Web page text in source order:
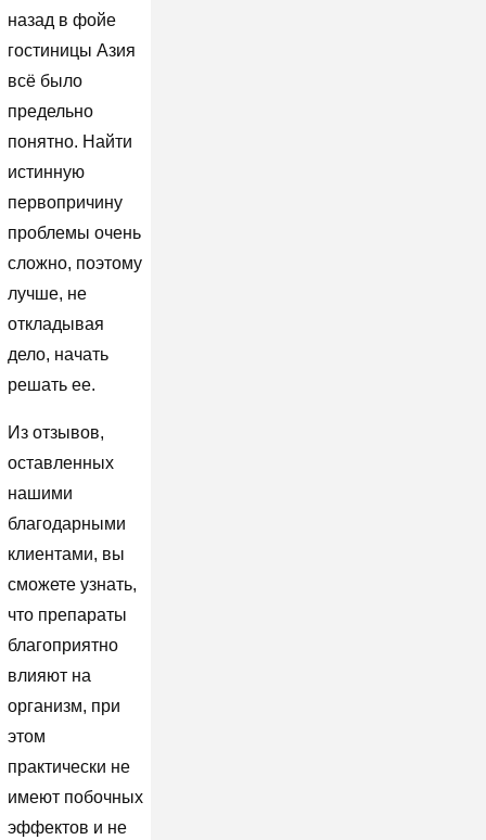
назад в фойе
гостиницы Азия
всё было
предельно
понятно. Найти
истинную
первопричину
проблемы очень
сложно, поэтому
лучше, не
откладывая
дело, начать
решать ее.
Из отзывов,
оставленных
нашими
благодарными
клиентами, вы
сможете узнать,
что препараты
благоприятно
влияют на
организм, при
этом
практически не
имеют побочных
эффектов и не